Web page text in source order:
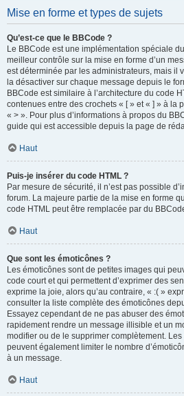
Mise en forme et types de sujets
Qu’est-ce que le BBCode ?
Le BBCode est une implémentation spéciale
meilleur contrôle sur la mise en forme d’un
est déterminée par les administrateurs, mais il
la désactiver sur chaque message depuis le
BBCode est similaire à l’architecture du code
contenues entre des crochets « [ » et « ] » à la
« > ». Pour plus d’informations à propos du
guide qui est accessible depuis la page de
Haut
Puis-je insérer du code HTML ?
Par mesure de sécurité, il n’est pas possible
forum. La majeure partie de la mise en forme
code HTML peut être remplacée par du
Haut
Que sont les émoticônes ?
Les émoticônes sont de petites images qui
code court et qui permettent d’exprimer des
exprime la joie, alors qu’au contraire, « :( »
consulter la liste complète des émoticônes
Essayez cependant de ne pas abuser des
rapidement rendre un message illisible et un
modifier ou de le supprimer complètement.
peuvent également limiter le nombre
à un message.
Haut